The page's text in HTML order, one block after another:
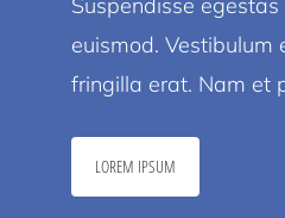
Suspendisse
euismod.
fringilla erat. Nam et
LOREM IPSUM